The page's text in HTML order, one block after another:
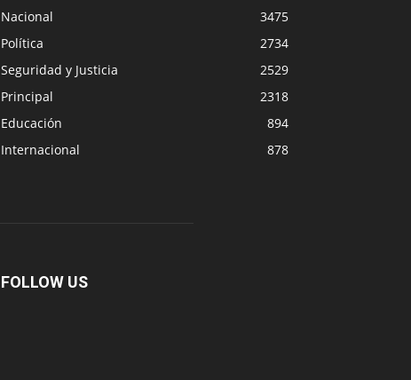
Nacional
3475
Política
2734
Seguridad y Justicia
2529
Principal
2318
Educación
894
Internacional
878
FOLLOW US